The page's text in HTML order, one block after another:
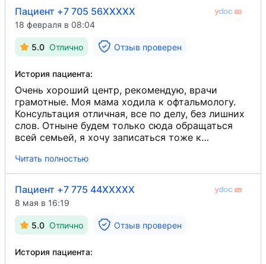
Пациент +7 705 56XXXXX
18 февраля в 08:04
5.0 Отлично Отзыв проверен
История пациента:
Очень хороший центр, рекомендую, врачи
грамотные. Моя мама ходила к офтальмологу.
Консультация отличная, все по делу, без лишних
слов. Отныне будем только сюда обращаться
всей семьей, я хочу записаться тоже к
Читать полностью
Пациент +7 775 44XXXXX
8 мая в 16:19
5.0 Отлично Отзыв проверен
История пациента: